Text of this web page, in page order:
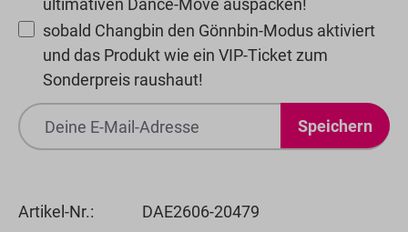
ultimativen Dance-Move auspacken!
sobald Changbin den Gönnbin-Modus aktiviert
und das Produkt wie ein VIP-Ticket zum
Sonderpreis raushaut!
Speichern
Artikel-Nr.: DAE2606-20479